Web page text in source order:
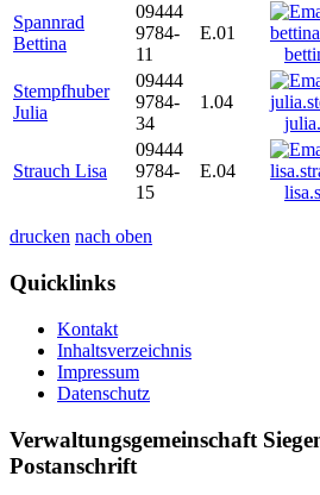
Spannrad
Bettina
09444
9784-
11
E.01
Stempfhuber
Julia
09444
9784-
34
1.04
Strauch Lisa
09444
9784-
15
E.04
drucken nach oben
Quicklinks
Kontakt
Inhaltsverzeichnis
Impressum
Datenschutz
Verwaltungsgemeinschaft
Postanschrift